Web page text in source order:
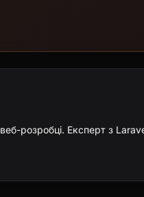
розробці. Експерт з